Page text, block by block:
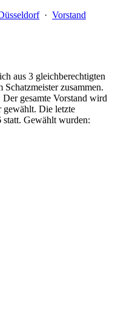
· Vorstand
aus 3 gleichberechtigten
zusammen.
gesamte Vorstand wird
gewählt. Die letzte
statt. Gewählt wurden: